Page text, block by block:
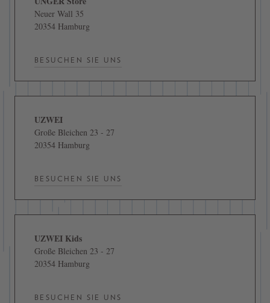
Neuer Wall 35
20354 Hamburg
BESUCHEN SIE UNS
UZWEI
Große Bleichen 23 - 27
20354 Hamburg
BESUCHEN SIE UNS
UZWEI Kids
Große Bleichen 23 - 27
20354 Hamburg
BESUCHEN SIE UNS